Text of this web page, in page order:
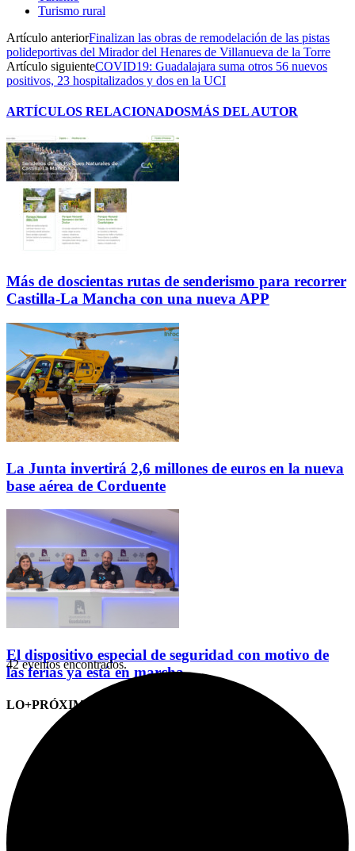
Turismo rural
Artículo anteriorFinalizan las obras de remodelación de las pistas
polideportivas del Mirador del Henares de Villanueva de la Torre
Artículo siguienteCOVID19: Guadalajara suma otros 56 nuevos
positivos, 23 hospitalizados y dos en la UCI
ARTÍCULOS RELACIONADOSMÁS DEL AUTOR
Más de doscientas rutas de senderismo para recorrer
Castilla-La Mancha con una nueva APP
La Junta invertirá 2,6 millones de euros en la nueva
base aérea de Corduente
El dispositivo especial de seguridad con motivo de
las ferias ya está en marcha
LO+PRÓXIMO (CITAS)
42 eventos encontrados.